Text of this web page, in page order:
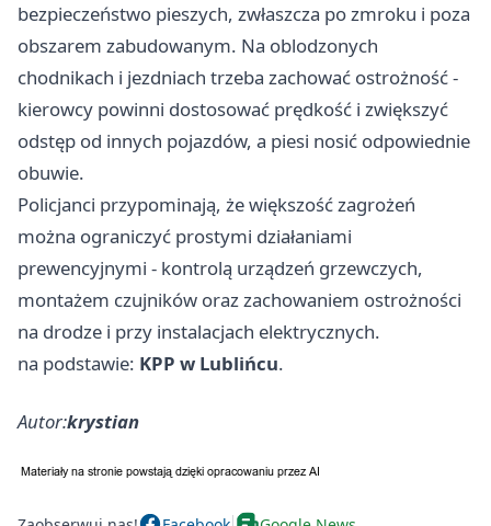
bezpieczeństwo pieszych, zwłaszcza po zmroku i poza
obszarem zabudowanym. Na oblodzonych
chodnikach i jezdniach trzeba zachować ostrożność -
kierowcy powinni dostosować prędkość i zwiększyć
odstęp od innych pojazdów, a piesi nosić odpowiednie
obuwie.
Policjanci przypominają, że większość zagrożeń
można ograniczyć prostymi działaniami
prewencyjnymi - kontrolą urządzeń grzewczych,
montażem czujników oraz zachowaniem ostrożności
na drodze i przy instalacjach elektrycznych.
na podstawie: KPP w Lublińcu.
Autor:krystian